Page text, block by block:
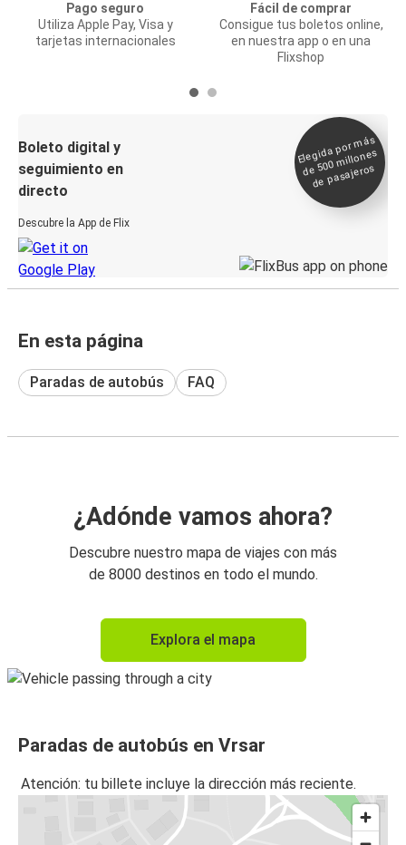
Pago seguro
Utiliza Apple Pay, Visa y
tarjetas internacionales
Fácil de comprar
Consigue tus boletos online,
en nuestra app o en una
Flixshop
Boleto digital y
seguimiento en
directo
Descubre la App de Flix
Elegida por
más
de 500
millones
de pasajeros
En esta página
Paradas de autobús FAQ
¿Adónde vamos ahora?
Descubre nuestro mapa de viajes con más
de 8000 destinos en todo el mundo.
Explora el mapa
Paradas de autobús en Vrsar
Atención: tu billete incluye la dirección más reciente.